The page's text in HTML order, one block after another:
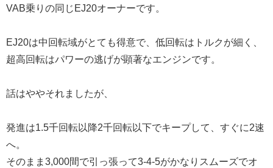
VAB乗りの同じEJ20オーナーです。
EJ20は中回転域がとても得意で、低回転はトルクが細く、
超高回転はパワーの逃げが顕著なエンジンです。
話はややそれましたが、
発進は1.5千回転以降2千回転以下でキープして、すぐに2速
へ。
そのまま3,000間で引っ張って3-4-5がかなりスムーズでオ